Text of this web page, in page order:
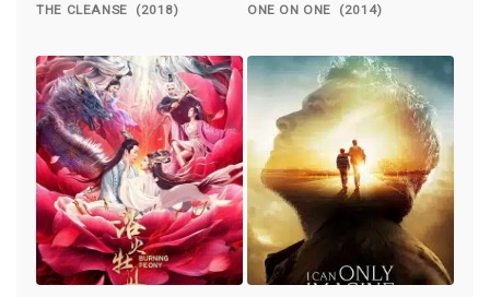
THE CLEANSE (2018) ONE ON ONE (2014)